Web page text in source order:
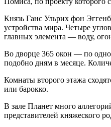
Князь Ганс Ульрих фон
устройства мира. Четыре
главных элемента — воду,
Во дворце 365 окон — по
подобно дням в месяце.
Комнаты второго этажа
или барокко.
В зале Планет много
представителей княжеского